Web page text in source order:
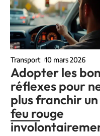
Transport 10 mars 2026
Adopter les
réflexes pour
plus franchir un
feu rouge